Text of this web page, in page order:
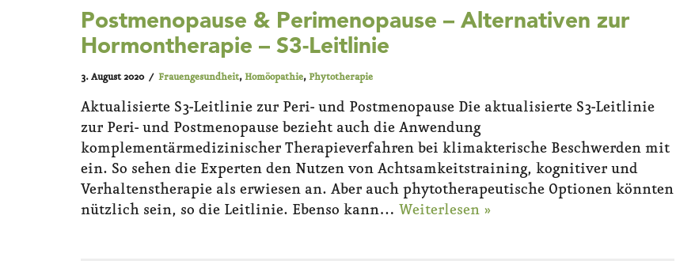
Postmenopause & Perimenopause – Alternativen zur
Hormontherapie – S3-Leitlinie
3. August 2020 Frauengesundheit, Homöopathie, Phytotherapie
Aktualisierte S3-Leitlinie zur Peri- und Postmenopause Die aktualisierte S3-Leitlinie
zur Peri- und Postmenopause bezieht auch die Anwendung
komplementärmedizinischer Therapieverfahren bei klimakterische Beschwerden mit
ein. So sehen die Experten den Nutzen von Achtsamkeitstraining, kognitiver und
Verhaltenstherapie als erwiesen an. Aber auch phytotherapeutische Optionen könnten
nützlich sein, so die Leitlinie. Ebenso kann… Weiterlesen »